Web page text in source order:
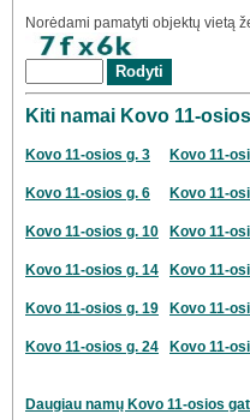
Norėdami pamatyti objektų vietą
Kiti namai Kovo 11-
Kovo 11-osios g. 3 Kovo 11-
Kovo 11-osios g. 6 Kovo 11-
Kovo 11-osios g. 10 Kovo 11-
Kovo 11-osios g. 14 Kovo 11-
Kovo 11-osios g. 19 Kovo 11-
Kovo 11-osios g. 24 Kovo 11-
Daugiau namų Kovo 11-osios